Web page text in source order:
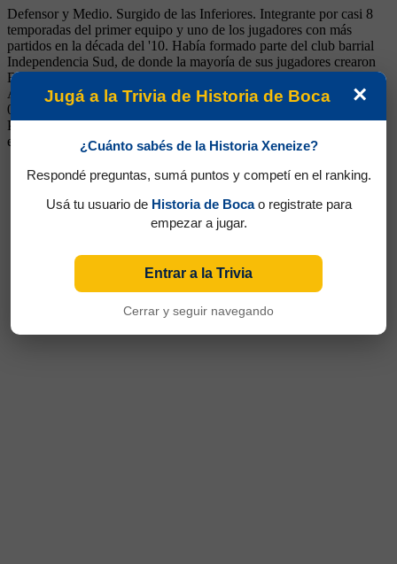
Defensor y Medio. Surgido de las Inferiores. Integrante por casi 8
temporadas del primer equipo y uno de los jugadores con más
partidos en la década del '10. Había formado parte del club barrial
Independencia Sud, de donde la mayoría de sus jugadores crearon
Boca Juniors. El 21/04/1912 frente a Kimberley, el 16/05/1912 ante
Argentino de Quilmes, el 02/06/1912 contra Independiente, el
05/04/1914 ante Ferrocarril Sud y el 21/04/1918 ante Estudiantil
Porteño jugó pero posteriormente por diversos motivos, los
encuentros fueron anulados
×
Jugá a la Trivia de Historia de Boca
¿Cuánto sabés de la Historia Xeneize?
Respondé preguntas, sumá puntos y competí en el ranking.
Usá tu usuario de Historia de Bocao registrate para
empezar a jugar.
Entrar a la Trivia
Cerrar y seguir navegando